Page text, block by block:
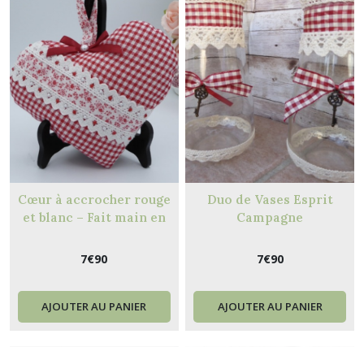
Cœur à accrocher rouge
et blanc – Fait main en
7€90
AJOUTER AU PANIER
Duo de Vases Esprit
Campagne
7€90
AJOUTER AU PANIER